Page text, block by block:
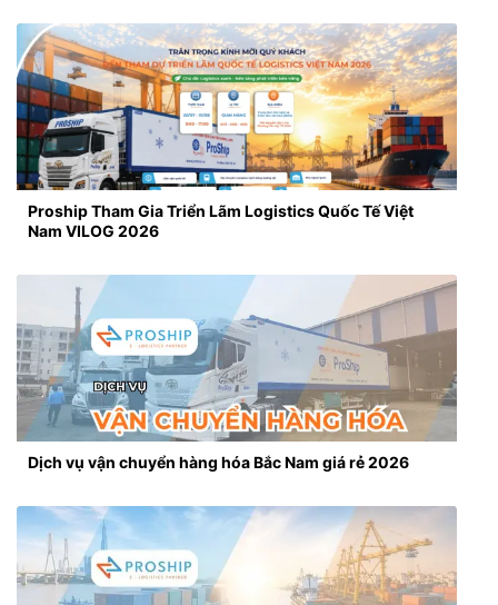
Proship Tham Gia Triển Lãm Logistics Quốc Tế Việt
Nam VILOG 2026
Dịch vụ vận chuyển hàng hóa Bắc Nam giá rẻ 2026